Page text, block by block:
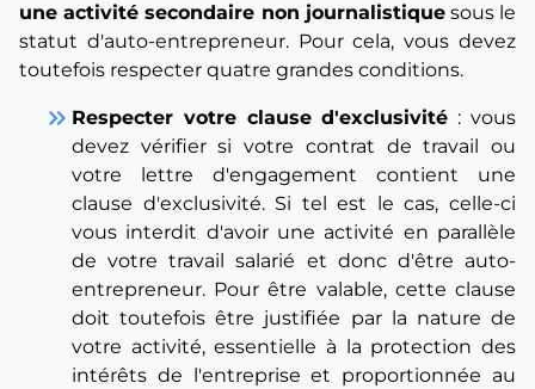
une activité secondaire non journalistiquesous le
statut d'auto-entrepreneur. Pour cela, vous devez
toutefois respecter quatre grandes conditions.
keyboard_double_arrow_right Respecter votre clause d'exclusivité : vous
devez vérifier si votre contrat de travail ou
votre lettre d'engagement contient une
clause d'exclusivité. Si tel est le cas, celle-ci
vous interdit d'avoir une activité en parallèle
de votre travail salarié et donc d'être auto-
entrepreneur. Pour être valable, cette clause
doit toutefois être justifiée par la nature de
votre activité, essentielle à la protection des
intérêts de l'entreprise et proportionnée au